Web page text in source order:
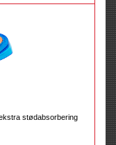
stødabsorbering